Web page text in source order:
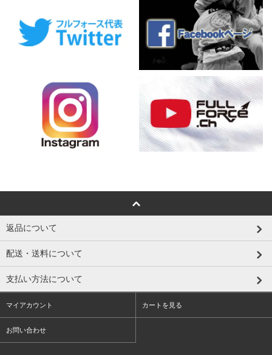
返品について
配送・送料について
支払い方法について
マイアカウント カートを見る
お問い合わせ